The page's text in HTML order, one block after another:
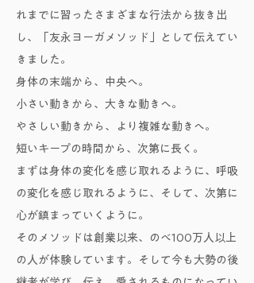
れまでに習ったさまざまな行法から抜き出
し、「友永ヨーガメソッド」として伝えてい
きました。
身体の末端から、中央へ。
小さい動きから、大きな動きへ。
やさしい動きから、より複雑な動きへ。
短いキープの時間から、次第に長く。
まずは身体の変化を感じ取れるように、呼吸
の変化を感じ取れるように、そして、次第に
心が鎮まっていくように。
そのメソッドは創業以来、のべ100万人以上
の人が体験しています。そして今も大勢の後